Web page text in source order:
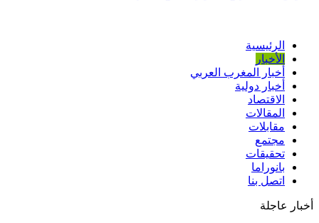
الرئيسية
الأخبار
أخبار المغرب العربي
أخبار دولية
الاقتصاد
المقالات
مقابلات
مجتمع
تحقيقات
بانوراما
اتصل بنا
أخبار عاجلة